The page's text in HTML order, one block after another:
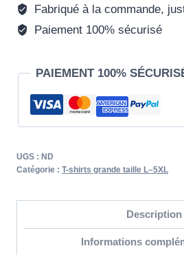
Queen
—
Fabriqué à la commande,
Paiement 100% sécurisé
PAIEMENT 100%
UGS : ND
Catégorie : T-shirts grande taille L–5XL
Description
Informations